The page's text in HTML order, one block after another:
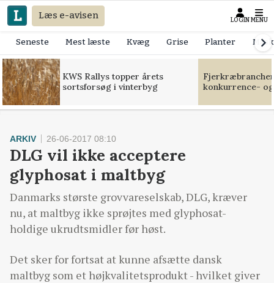
Læs e-avisen LOGIN MENU
Seneste Mest læste Kvæg Grise Planter
KWS Rallys topper årets
sortsforsøg i vinterbyg
konkurrence-
ARKIV 26-06-2017 08:10
DLG vil ikke acceptere
glyphosat i maltbyg
Danmarks største grovvareselskab, DLG, kræver
nu, at maltbyg ikke sprøjtes med glyphosat-
holdige ukrudtsmidler før høst.
Det sker for fortsat at kunne afsætte dansk
maltbyg som et højkvalitetsprodukt - hvilket giver